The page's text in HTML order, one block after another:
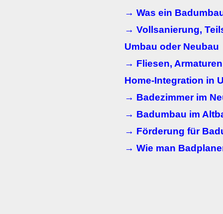
→ Was ein
→ Vollsanierung,
Umbau oder Neubau
→ Fliesen,
Home-Integration in
→ Badezimmer im
→ Badumbau im
→ Förderung für
→ Wie man